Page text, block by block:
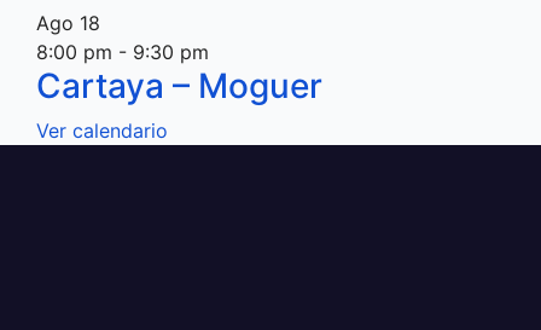
Ago 18
8:00 pm - 9:30 pm
Cartaya – Moguer
Ver calendario